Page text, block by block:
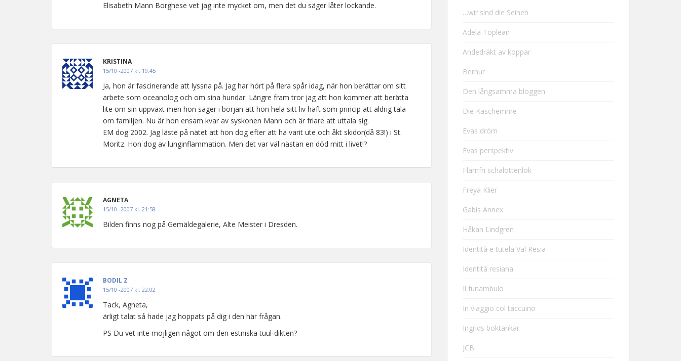
Elisabeth Mann Borghese vet jag inte mycket om, men det du säger låter lockande.
KRISTINA
15/10 -2007 kl. 19:45
Ja, hon är fascinerande att lyssna på. Jag har hört på flera spår idag, när hon berättar om sitt
arbete som oceanolog och om sina hundar. Längre fram tror jag att hon kommer att berätta
lite om sin uppväxt men hon säger i början att hon hela sitt liv haft som princip att aldrig tala
om familjen. Nu är hon ensam kvar av syskonen Mann och är friare att uttala sig.
EM dog 2002. Jag läste på nätet att hon dog efter att ha varit ute och åkt skidor(då 83!) i St.
Moritz. Hon dog av lunginflammation. Men det var väl nästan en död mitt i livet!?
AGNETA
15/10 -2007 kl. 21:58
Bilden finns nog på Gemäldegalerie, Alte Meister i Dresden.
BODIL Z
15/10 -2007 kl. 22:02
Tack, Agneta,
ärligt talat så hade jag hoppats på dig i den här frågan.
PS Du vet inte möjligen något om den estniska tuul-dikten?
…wir sind die Seinen
Adela Toplean
Andedräkt av koppar
Bernur
Den långsamma bloggen
Die Kaschemme
Evas dröm
Evas perspektiv
Flarnfri schalottenlök
Freya Klier
Gabis Annex
Håkan Lindgren
Identità e tutela Val Resia
Identità resiana
Il funambulo
In viaggio col taccuino
Ingrids boktankar
JCB